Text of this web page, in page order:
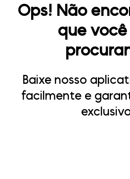
Ops! Não
que
Baixe nosso
facilmente e